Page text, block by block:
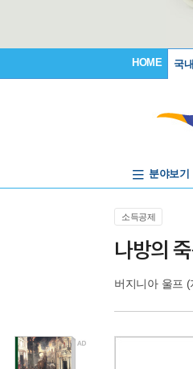
HOME 국
분야보기
소득공제
나방의
버지니아 울프 (